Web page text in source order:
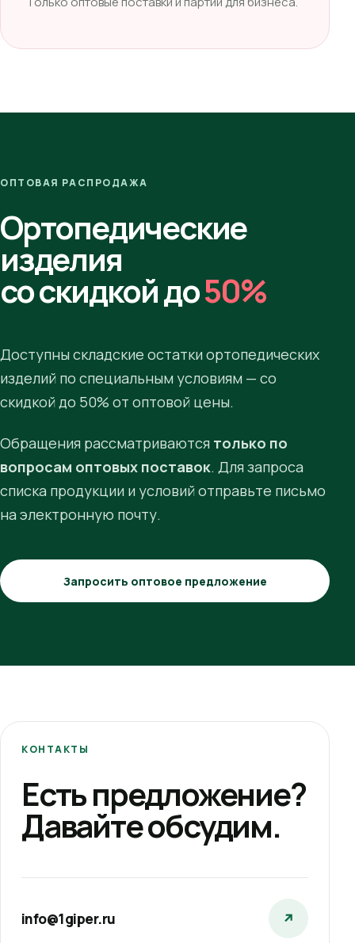
ОПТОВАЯ РАСПРОДАЖА
Ортопедические
изделия
со скидкой до50%
Доступны складские остатки ортопедических
изделий по специальным условиям — со
скидкой до 50% от оптовой цены.
Обращения рассматриваются только по
вопросам оптовых поставок. Для запроса
списка продукции и условий отправьте письмо
на электронную почту.
Запросить оптовое предложение
КОНТАКТЫ
Есть предложение?
Давайте обсудим.
info@1giper.ru ↗